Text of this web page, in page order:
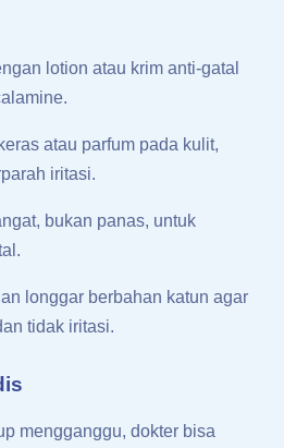
lotion atau krim anti-gatal
atau parfum pada kulit,
iritasi.
bukan panas, untuk
longgar berbahan katun agar
tidak iritasi.
mengganggu, dokter bisa